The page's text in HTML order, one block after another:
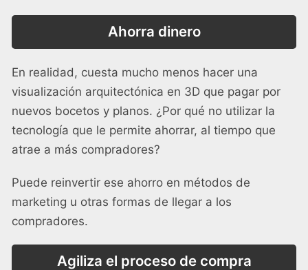
Ahorra dinero
En realidad, cuesta mucho menos hacer una
visualización arquitectónica en 3D que pagar por
nuevos bocetos y planos. ¿Por qué no utilizar la
tecnología que le permite ahorrar, al tiempo que
atrae a más compradores?
Puede reinvertir ese ahorro en métodos de
marketing u otras formas de llegar a los
compradores.
Agiliza el proceso de compra